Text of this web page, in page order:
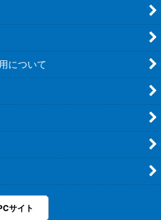
について
サイト